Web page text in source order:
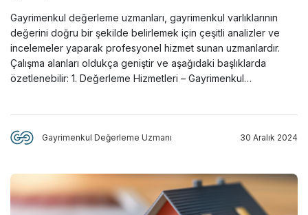
Gayrimenkul değerleme uzmanları, gayrimenkul varlıklarının
değerini doğru bir şekilde belirlemek için çeşitli analizler ve
incelemeler yaparak profesyonel hizmet sunan uzmanlardır.
Çalışma alanları oldukça geniştir ve aşağıdaki başlıklarda
özetlenebilir: 1. Değerleme Hizmetleri – Gayrimenkul
Gayrimenkul Değerleme Uzmanı 30 Aralık 2024